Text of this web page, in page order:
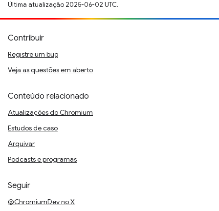
Última atualização 2025-06-02 UTC.
Contribuir
Registre um bug
Veja as questões em aberto
Conteúdo relacionado
Atualizações do Chromium
Estudos de caso
Arquivar
Podcasts e programas
Seguir
@ChromiumDev no X